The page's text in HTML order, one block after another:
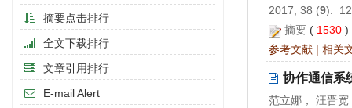
2017, 38 (9):
摘要 ( 1530
参考文献 | 相关
协作通信系
范立娜， 汪晋
摘要点击排行
全文下载排行
文章引用排行
E-mail Alert